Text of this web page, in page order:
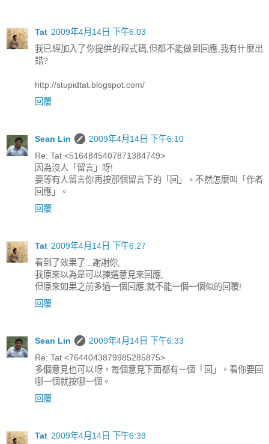
Tat 2009年4月14日 下午6:03
我已經加入了你提供的程式碼,但都不能做到回應,我有什麼出
錯?
http://stupidtat.blogspot.com/
回覆
Sean Lin
2009年4月14日 下午6:10
Re: Tat <5164845407871384749>
因為沒人「留言」呀!
要等有人留言你再按那個留言下的「回」。不然怎麼叫「作者
回應」。
回覆
Tat 2009年4月14日 下午6:27
看到了效果了...謝謝你,
我原來以為是可以揀選意見來回應,
但原來如果之前多過一個回應,就不能一個一個似的回覆!
回覆
Sean Lin
2009年4月14日 下午6:33
Re: Tat <7644043879985285875>
多個意見也可以呀，每個意見下面都有一個「回」。看你要回
哪一個就按哪一個。
回覆
Tat 2009年4月14日 下午6:39